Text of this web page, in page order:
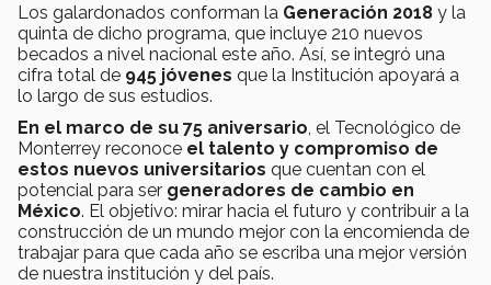
Los galardonados conforman la Generación 2018 y la
quinta de dicho programa, que incluye 210 nuevos
becados a nivel nacional este año. Así, se integró una
cifra total de 945 jóvenes que la Institución apoyará a
lo largo de sus estudios.
En el marco de su 75 aniversario , el Tecnológico de
Monterrey reconoce el talento y compromiso de
estos nuevos universitarios que cuentan con el
potencial para ser generadores de cambio en
México. El objetivo: mirar hacia el futuro y contribuir a la
construcción de un mundo mejor con la encomienda de
trabajar para que cada año se escriba una mejor versión
de nuestra institución y del país.